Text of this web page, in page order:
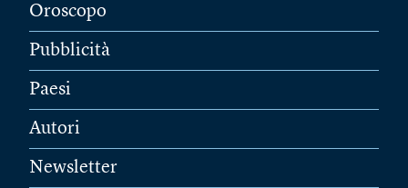
Oroscopo
Pubblicità
Paesi
Autori
Newsletter